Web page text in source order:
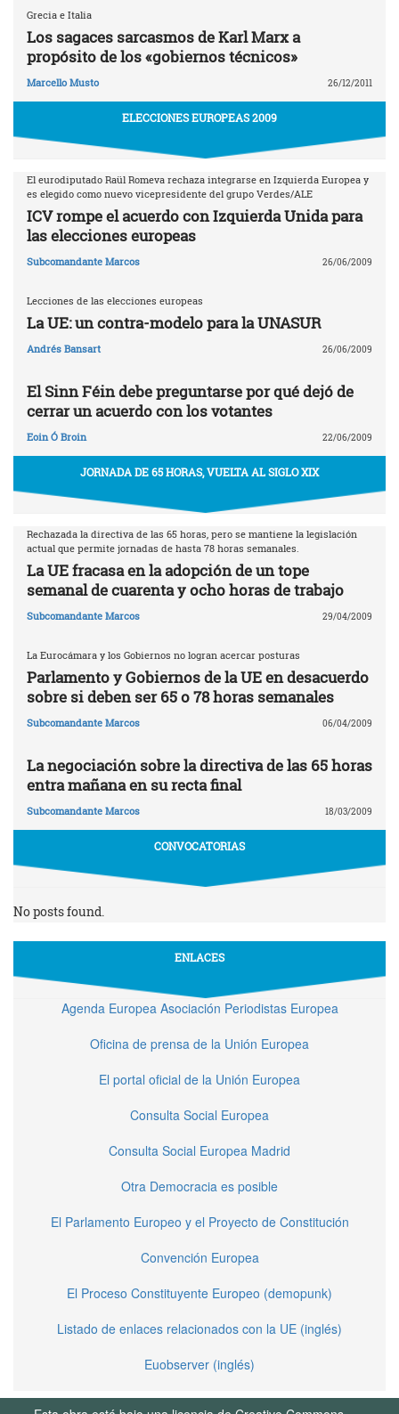
Grecia e Italia
Los sagaces sarcasmos de Karl Marx a
propósito de los «gobiernos técnicos»
Marcello Musto 26/12/2011
ELECCIONES EUROPEAS 2009
El eurodiputado Raül Romeva rechaza integrarse en Izquierda Europea y
es elegido como nuevo vicepresidente del grupo Verdes/ALE
ICV rompe el acuerdo con Izquierda Unida para
las elecciones europeas
Subcomandante Marcos 26/06/2009
Lecciones de las elecciones europeas
La UE: un contra-modelo para la UNASUR
Andrés Bansart 26/06/2009
El Sinn Féin debe preguntarse por qué dejó de
cerrar un acuerdo con los votantes
Eoin Ó Broin 22/06/2009
JORNADA DE 65 HORAS, VUELTA AL SIGLO XIX
Rechazada la directiva de las 65 horas, pero se mantiene la legislación
actual que permite jornadas de hasta 78 horas semanales.
La UE fracasa en la adopción de un tope
semanal de cuarenta y ocho horas de trabajo
Subcomandante Marcos 29/04/2009
La Eurocámara y los Gobiernos no logran acercar posturas
Parlamento y Gobiernos de la UE en desacuerdo
sobre si deben ser 65 o 78 horas semanales
Subcomandante Marcos 06/04/2009
La negociación sobre la directiva de las 65 horas
entra mañana en su recta final
Subcomandante Marcos 18/03/2009
CONVOCATORIAS
No posts found.
ENLACES
Agenda Europea Asociación Periodistas Europea
Oficina de prensa de la Unión Europea
El portal oficial de la Unión Europea
Consulta Social Europea
Consulta Social Europea Madrid
Otra Democracia es posible
El Parlamento Europeo y el Proyecto de Constitución
Convención Europea
El Proceso Constituyente Europeo (demopunk)
Listado de enlaces relacionados con la UE (inglés)
Euobserver (inglés)